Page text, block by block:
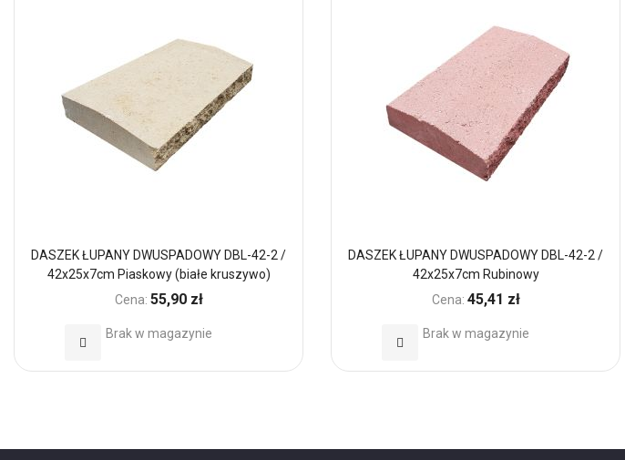
DASZEK ŁUPANY DWUSPADOWY DBL-42-2 /
42x25x7cm Piaskowy (białe kruszywo)
Cena: 55,90 zł
Brak w magazynie
Dodaj
DASZEK ŁUPANY DWUSPADOWY DBL-42-2 /
42x25x7cm Rubinowy
Cena: 45,41 zł
Brak w magazynie
Dodaj